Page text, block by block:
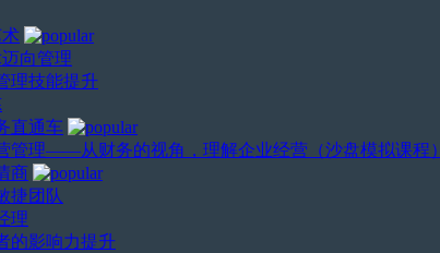
向管理
理技能提升
直通车
管理——从财务的视角，理解企业经营（沙盘模拟课程）
商
捷团队
理
的影响力提升